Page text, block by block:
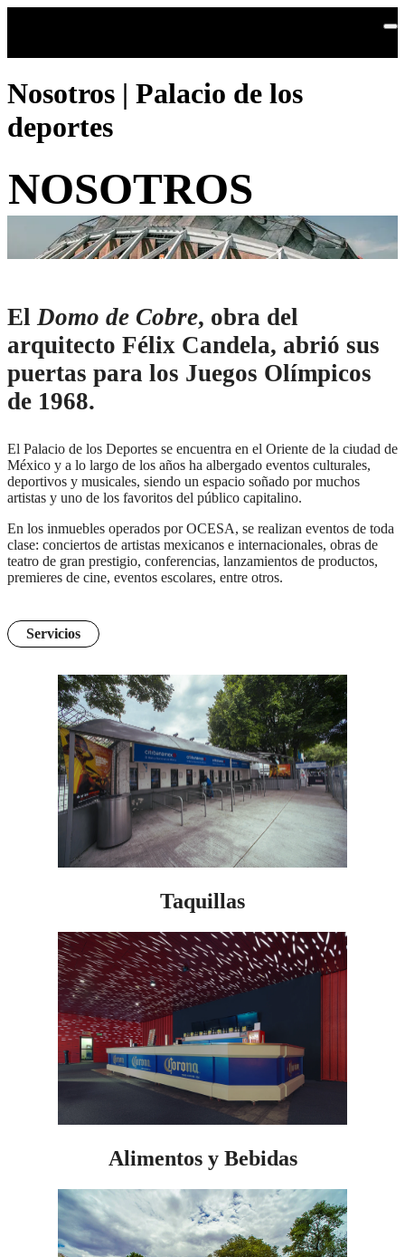
Nosotros | Palacio de los
deportes
NOSOTROS
ElDomo de Cobre, obra del
arquitecto Félix Candela, abrió sus
puertas para los Juegos Olímpicos
de 1968.
El Palacio de los Deportes se encuentra en el Oriente de la ciudad de
México y a lo largo de los años ha albergado eventos culturales,
deportivos y musicales, siendo un espacio soñado por muchos
artistas y uno de los favoritos del público capitalino.
En los inmuebles operados por OCESA, se realizan eventos de toda
clase: conciertos de artistas mexicanos e internacionales, obras de
teatro de gran prestigio, conferencias, lanzamientos de productos,
premieres de cine, eventos escolares, entre otros.
Servicios
Taquillas
Alimentos y Bebidas